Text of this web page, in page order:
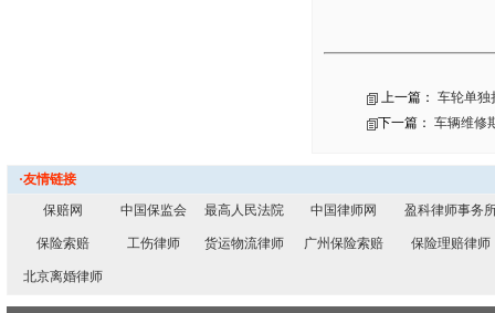
上一篇： 车轮单独
下一篇： 车辆维修
·友情链接
保赔网
中国保监会 最高人民法院 中国律师网 盈科律师事务
保险索赔 工伤律师 货运物流律师 广州保险索赔 保险理赔律师
北京离婚律师